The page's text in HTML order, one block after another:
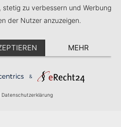
stetig zu verbessern und Werbung
der Nutzer anzuzeigen.
MEHR
&
Datenschutzerklärung